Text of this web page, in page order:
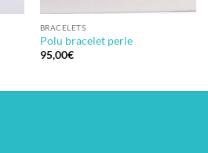
BRACELETS
Polu bracelet perle
95,00€